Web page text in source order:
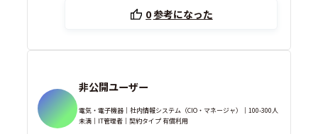
0参考になった
非公開ユーザー
電気・電子機器｜社内情報システム（CIO・マネージャ）｜100-300人
未満｜IT管理者｜契約タイプ 有償利用